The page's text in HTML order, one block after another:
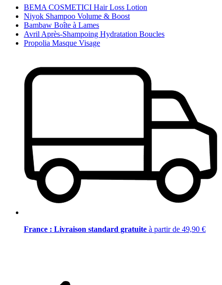
BEMA COSMETICI Hair Loss Lotion
Niyok Shampoo Volume & Boost
Bambaw Boîte à Lames
Avril Après-Shampoing Hydratation Boucles
Propolia Masque Visage
France : Livraison standard gratuite à partir de 49,90 €